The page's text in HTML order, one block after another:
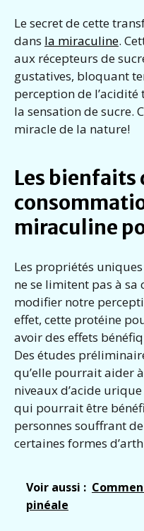
Le secret de cette
dans la miraculine.
aux récepteurs de
gustatives, bloquant
perception de
la sensation de sucre.
miracle de la nature!
Les bienfaits
miraculine
Les propriétés
ne se limitent pas à sa
modifier notre
effet, cette protéine
avoir des effets
Des études
qu’elle pourrait aider
niveaux d’acide
qui pourrait être
personnes souffrant
certaines formes
Voir aussi :
pinéale